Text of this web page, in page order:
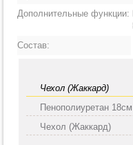
Дополнительные функции:
Состав:
Чехол (Жаккард)
Пенополиуретан 18см
Чехол (Жаккард)